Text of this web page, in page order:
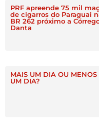
PRF apreende 75 mil
de cigarros do Paraguai
BR 262 próximo a
Danta
MAIS UM DIA OU MENOS
UM DIA?